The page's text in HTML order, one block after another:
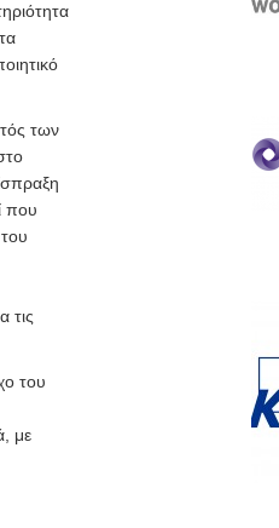
των
που
τις
του
με